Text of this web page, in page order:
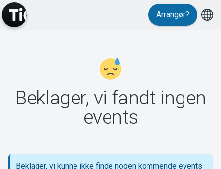
Support
Arrangør?
Beklager, vi fandt ingen
events
Beklager, vi kunne ikke finde nogen kommende events